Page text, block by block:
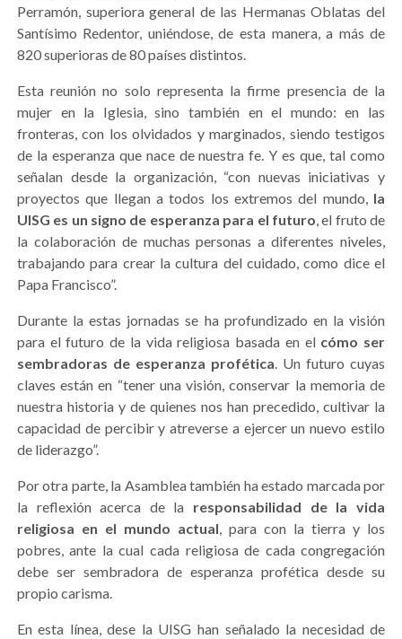
Perramón, superiora general de las Hermanas Oblatas del
Santísimo Redentor, uniéndose, de esta manera, a más de
820 superioras de 80 países distintos.
Esta reunión no solo representa la firme presencia de la
mujer en la Iglesia, sino también en el mundo: en las
fronteras, con los olvidados y marginados, siendo testigos
de la esperanza que nace de nuestra fe. Y es que, tal como
señalan desde la organización, “con nuevas iniciativas y
proyectos que llegan a todos los extremos del mundo,la
UISG es un signo de esperanza para el futuro, el fruto de
la colaboración de muchas personas a diferentes niveles,
trabajando para crear la cultura del cuidado, como dice el
Papa Francisco”.
Durante la estas jornadas se ha profundizado en la visión
para el futuro de la vida religiosa basada en el cómo ser
sembradoras de esperanza profética. Un futuro cuyas
claves están en “tener una visión, conservar la memoria de
nuestra historia y de quienes nos han precedido, cultivar la
capacidad de percibir y atreverse a ejercer un nuevo estilo
de liderazgo”.
Por otra parte, la Asamblea también ha estado marcada por
la reflexión acerca de la responsabilidad de la vida
religiosa en el mundo actual, para con la tierra y los
pobres, ante la cual cada religiosa de cada congregación
debe ser sembradora de esperanza profética desde su
propio carisma.
En esta línea, dese la UISG han señalado la necesidad de